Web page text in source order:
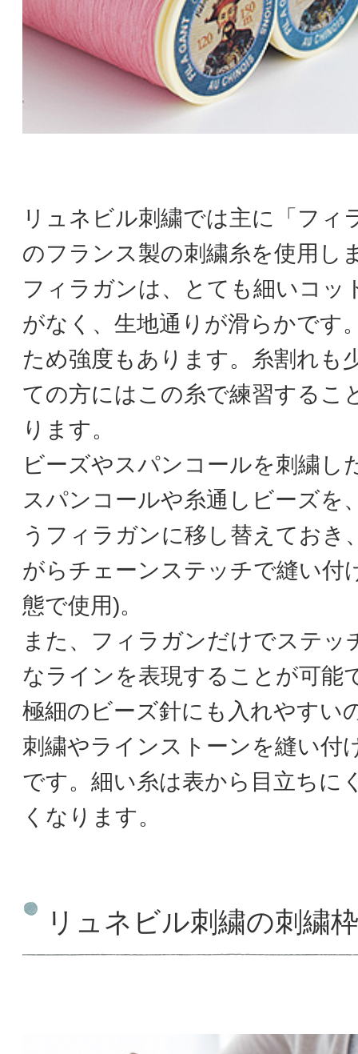
リュネビル刺繍では主に「フィ
のフランス製の刺繍糸を使用し
フィラガンは、とても細いコッ
がなく、生地通りが滑らかです
ため強度もあります。糸割れも
ての方にはこの糸で練習するこ
ります。
ビーズやスパンコールを刺繍し
スパンコールや糸通しビーズを
うフィラガンに移し替えておき
がらチェーンステッチで縫い付
態で使用)。
また、フィラガンだけでステッ
なラインを表現することが可能
極細のビーズ針にも入れやすい
刺繍やラインストーンを縫い付
です。細い糸は表から目立ちに
くなります。
リュネビル刺繍の刺繍枠